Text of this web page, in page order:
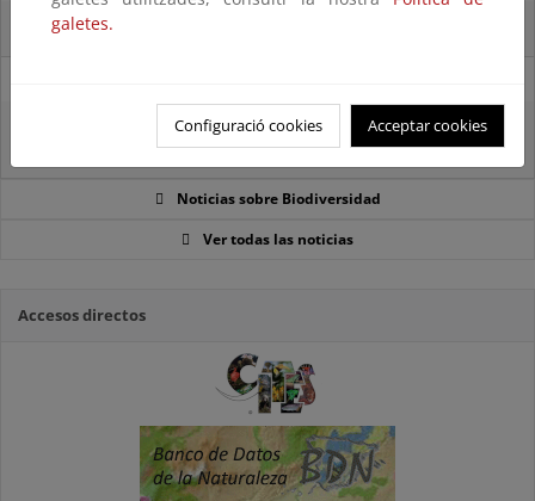
El censo de aves del Parque Nacional de las Tablas bate récords históricos
La reunión ministerial de OSPAR refuerza la acción conjunta para proteger
el Atlántico Nordeste
Noticias sobre Biodiversidad
Ver todas las noticias
Accesos directos
galetes.
Configuració cookies Acceptar cookies